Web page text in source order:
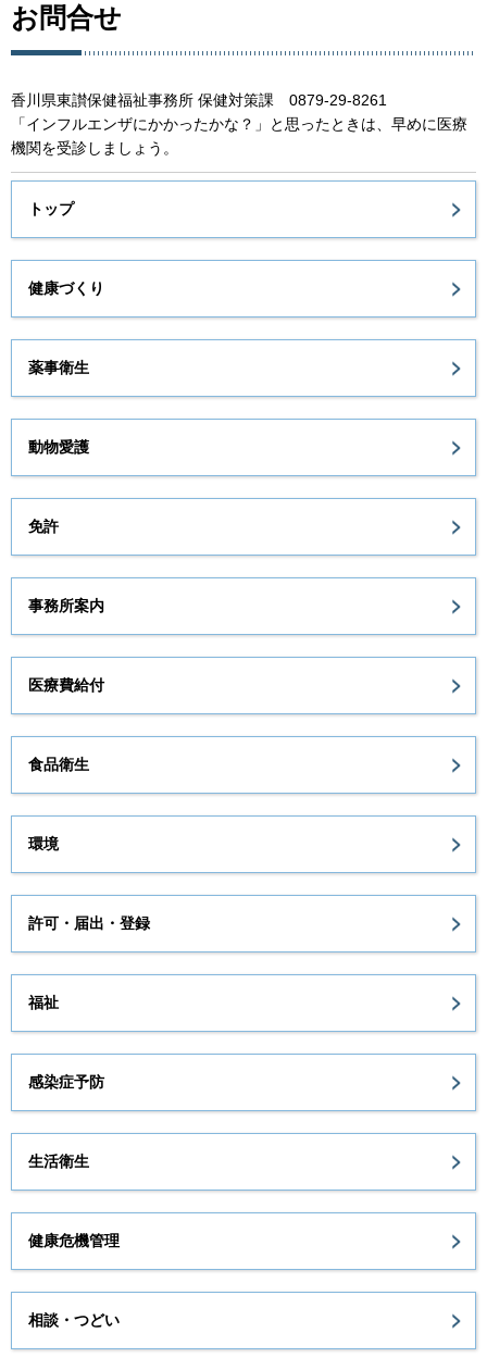
お問合せ
香川県東讃保健福祉事務所 保健対策課 0879-29-8261
「インフルエンザにかかったかな？」と思ったときは、早めに医療
機関を受診しましょう。
トップ
健康づくり
薬事衛生
動物愛護
免許
事務所案内
医療費給付
食品衛生
環境
許可・届出・登録
福祉
感染症予防
生活衛生
健康危機管理
相談・つどい